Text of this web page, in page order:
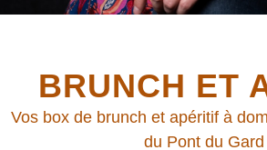
BRUNCH ET
Vos box de brunch et apéritif à
du Pont du Gard